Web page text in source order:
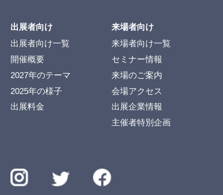
出展者向け
出展者向け一覧
開催概要
2027年のテーマ
2025年の様子
出展料金
来場者向け
来場者向け一覧
セミナー情報
来場のご案内
会場アクセス
出展企業情報
主催者特別企画